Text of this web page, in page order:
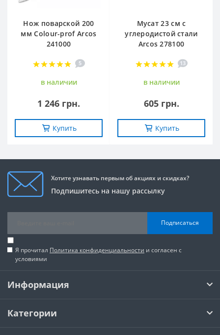
Нож поварской 200
мм Сolour-prof Arcos
241000
5
в наличии
1 246 грн.
Купить
Мусат 23 см с
углеродистой стали
Arcos 278100
13
в наличии
605 грн.
Купить
Хотите узнавать первым об акциях и скидках?
Подпишитесь на нашу рассылку
Подписаться
Я прочитал Политика конфиденциальности и согласен с
условиями
Информация
Категории